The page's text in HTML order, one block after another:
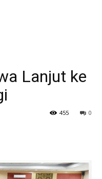
Lanjut ke
0
455